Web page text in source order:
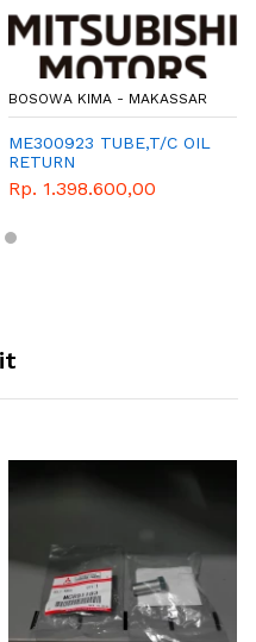
BOSOWA KIMA - MAKASSAR
ME300923 TUBE,T/C OIL
RETURN
Rp. 1.398.600,00